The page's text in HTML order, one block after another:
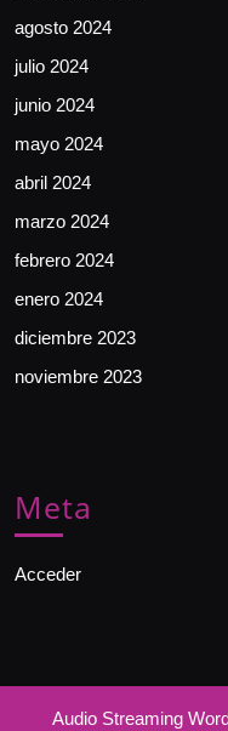
agosto 2024
julio 2024
junio 2024
mayo 2024
abril 2024
marzo 2024
febrero 2024
enero 2024
diciembre 2023
noviembre 2023
Meta
Acceder
Audio Streaming